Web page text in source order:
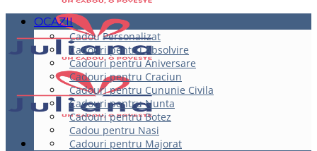
OCAZII
Cadou Personalizat
Cadouri pentru Absolvire
Cadouri pentru Aniversare
Cadouri pentru Craciun
Cadouri pentru Cununie Civila
Cadouri pentru Nunta
Cadouri pentru Botez
Cadou pentru Nasi
Cadouri pentru Majorat